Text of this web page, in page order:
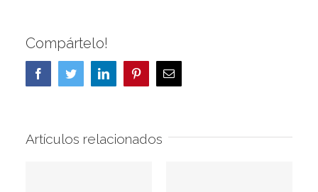
Compártelo!
FacebookTwitterLinkedInPinterestCorreo
electrónico
Artículos relacionados